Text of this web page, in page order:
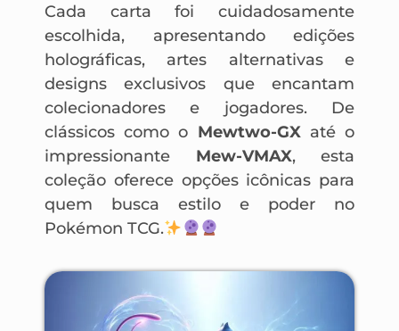
Cada carta foi cuidadosamente
escolhida, apresentando edições
holográficas, artes alternativas e
designs exclusivos que encantam
colecionadores e jogadores. De
clássicos como o Mewtwo-GXaté o
impressionante Mew-VMAX, esta
coleção oferece opções icônicas para
quem busca estilo e poder no
Pokémon TCG.